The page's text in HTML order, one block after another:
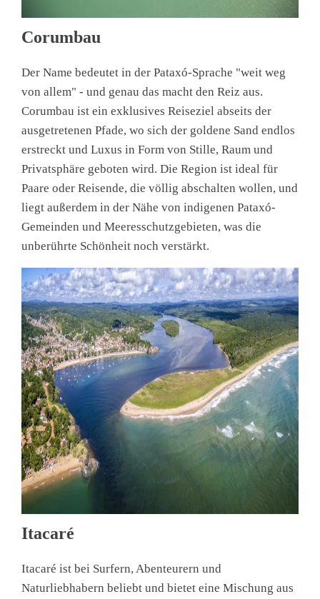
Corumbau
Der Name bedeutet in der Pataxó-Sprache "weit weg
von allem" - und genau das macht den Reiz aus.
Corumbau ist ein exklusives Reiseziel abseits der
ausgetretenen Pfade, wo sich der goldene Sand endlos
erstreckt und Luxus in Form von Stille, Raum und
Privatsphäre geboten wird. Die Region ist ideal für
Paare oder Reisende, die völlig abschalten wollen, und
liegt außerdem in der Nähe von indigenen Pataxó-
Gemeinden und Meeresschutzgebieten, was die
unberührte Schönheit noch verstärkt.
Itacaré
Itacaré ist bei Surfern, Abenteurern und
Naturliebhabern beliebt und bietet eine Mischung aus